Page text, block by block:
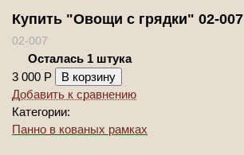
Купить "Овощи с грядки" 02-007
02-007
Осталась 1 штука
3 000 Р
Добавить к сравнению
Категории:
Панно в кованых рамках